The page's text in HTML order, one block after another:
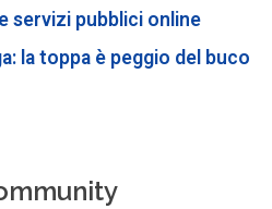
servizi pubblici online
la toppa è peggio del buco